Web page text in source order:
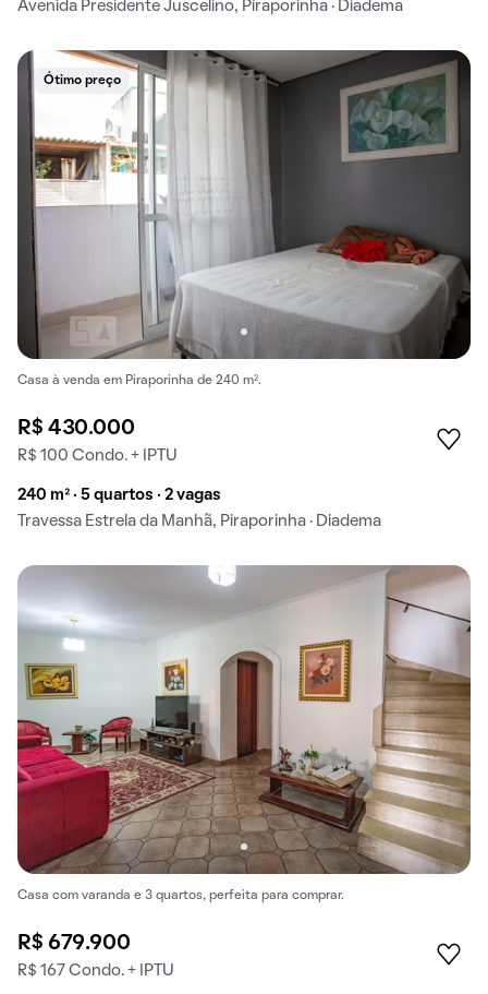
Avenida Presidente Juscelino, Piraporinha · Diadema
Ótimo preço
Casa à venda em Piraporinha de 240 m².
R$ 430.000
R$ 100 Condo. + IPTU
240 m² · 5 quartos · 2 vagas
Travessa Estrela da Manhã, Piraporinha · Diadema
Casa com varanda e 3 quartos, perfeita para comprar.
R$ 679.900
R$ 167 Condo. + IPTU